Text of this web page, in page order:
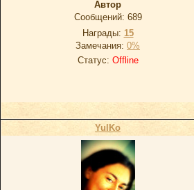
Автор
Сообщений: 689
Награды: 15
Замечания: 0%
Статус: Offline
YulKo